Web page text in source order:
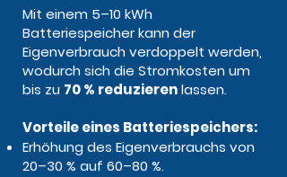
Mit einem 5–10 kWh
Batteriespeicher kann der
Eigenverbrauch verdoppelt werden,
wodurch sich die Stromkosten um
bis zu 70 % reduzierenlassen.
Vorteile eines Batteriespeichers:
Erhöhung des Eigenverbrauchs von
20–30 % auf 60–80 %.